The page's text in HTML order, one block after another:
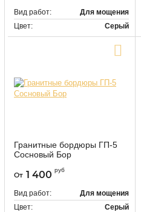
Вид работ:
Для мощения
Цвет:
Серый
Гранитные бордюры ГП-5
Сосновый Бор
От 1 400 руб
Вид работ:
Для мощения
Цвет:
Серый